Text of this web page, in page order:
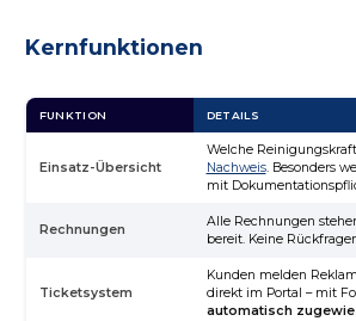
Kernfunktionen
FUNKTION DETAILS
Einsatz-Übersicht
Welche
Nachweis. Besonders
mit
Rechnungen
Alle Rechnungen
bereit. Keine
Ticketsystem
Kunden melden
direkt im Portal – mit
automatisch